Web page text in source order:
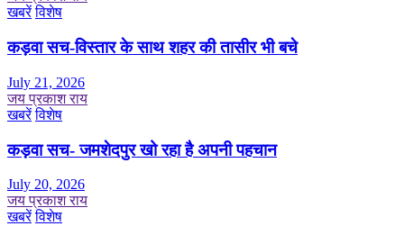
खबरें विशेष
कड़वा सच-विस्तार के साथ शहर की तासीर भी बचे
July 21, 2026
जय प्रकाश राय
खबरें विशेष
कड़वा सच- जमशेदपुर खो रहा है अपनी पहचान
July 20, 2026
जय प्रकाश राय
खबरें विशेष